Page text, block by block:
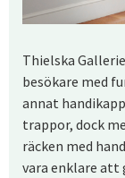
Thielska
besökare med
annat
trappor, dock
räcken med
vara enklare att